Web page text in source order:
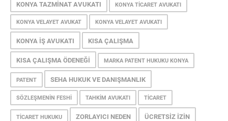
KONYA TAZMINAT AVUKATI KONYA TICARET AVUKATI
KONYA VELAYET AVUKAT KONYA VELAYET AVUKATI
KONYA İŞ AVUKATI KISA ÇALIŞMA
KISA ÇALIŞMA ÖDENEĞI MARKA PATENT HUKUKU KONYA
PATENT SEHA HUKUK VE DANIŞMANLIK
SÖZLEŞMENIN FESHI TAHKIM AVUKATI TICARET
TICARET HUKUKU ZORLAYICI NEDEN ÜCRETSIZ İZIN